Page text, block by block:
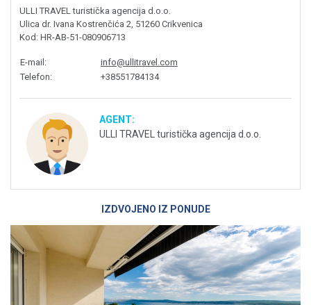
ULLI TRAVEL turistička agencija d.o.o.
Ulica dr. Ivana Kostrenčića 2, 51260 Crikvenica
Kod : HR-AB-51-080906713
E-mail :
info@ullitravel.com
Telefon: +38551784134
AGENT:
ULLI TRAVEL turistička agencija d.o.o.
IZDVOJENO IZ PONUDE